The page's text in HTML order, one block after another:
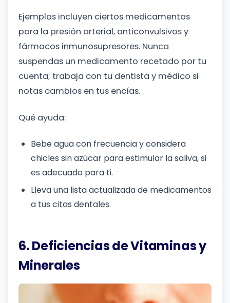
Ejemplos incluyen ciertos medicamentos
para la presión arterial, anticonvulsivos y
fármacos inmunosupresores. Nunca
suspendas un medicamento recetado por tu
cuenta; trabaja con tu dentista y médico si
notas cambios en tus encías.
Qué ayuda:
Bebe agua con frecuencia y considera
chicles sin azúcar para estimular la saliva, si
es adecuado para ti.
Lleva una lista actualizada de medicamentos
a tus citas dentales.
6. Deficiencias de Vitaminas y
Minerales